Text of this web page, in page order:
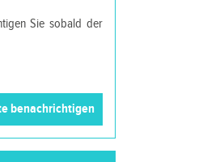
Sie sobald der